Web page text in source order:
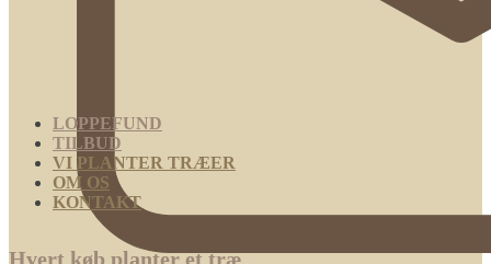
LOPPEFUND
TILBUD
VI PLANTER TRÆER
OM OS
KONTAKT
Hvert køb planter et træ